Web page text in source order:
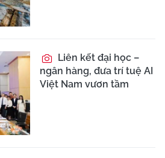
Liên kết đại học –
ngân hàng, đưa trí tuệ AI
Việt Nam vươn tầm